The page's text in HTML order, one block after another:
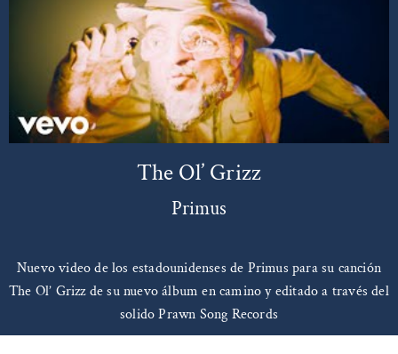
The Ol’ Grizz
Primus
Nuevo video de los estadounidenses de Primus para su canción
The Ol’ Grizz de su nuevo álbum en camino y editado a través del
solido Prawn Song Records